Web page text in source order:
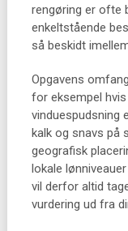
rengøring er ofte
enkeltstående
så beskidt
Opgavens
for eksempel
vinduespudsning
kalk og snavs på
geografisk
lokale
vil derfor altid
vurdering ud fra